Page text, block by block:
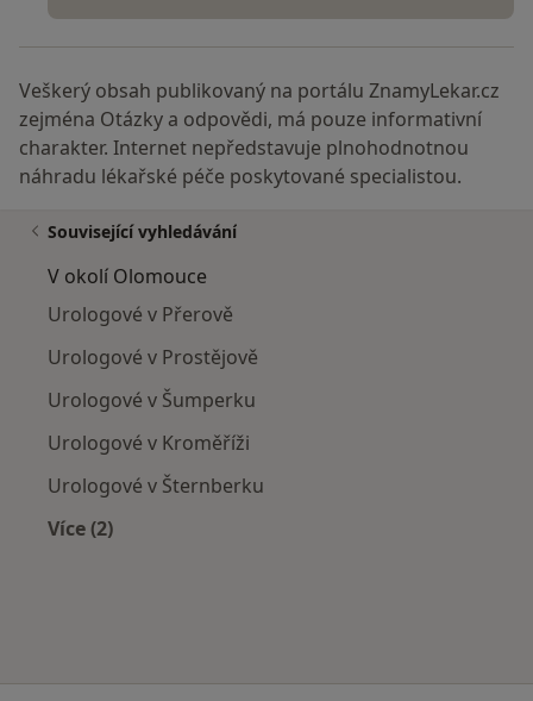
Veškerý obsah publikovaný na portálu ZnamyLekar.cz
zejména Otázky a odpovědi, má pouze informativní
charakter. Internet nepředstavuje plnohodnotnou
náhradu lékařské péče poskytované specialistou.
Související vyhledávání
V okolí Olomouce
Urologové v Přerově
Urologové v Prostějově
Urologové v Šumperku
Urologové v Kroměříži
Urologové v Šternberku
Více (2)